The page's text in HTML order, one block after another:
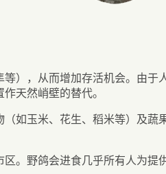
），从而增加存活机会。由于
天然峭壁的替代。
如玉米、花生、稻米等）及蔬
。野鸽会进食几乎所有人为提